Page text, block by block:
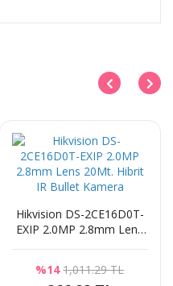
Hikvision DS-2CE16D0T-
EXIP 2.0MP 2.8mm Lens
%14 1,011.29 TL